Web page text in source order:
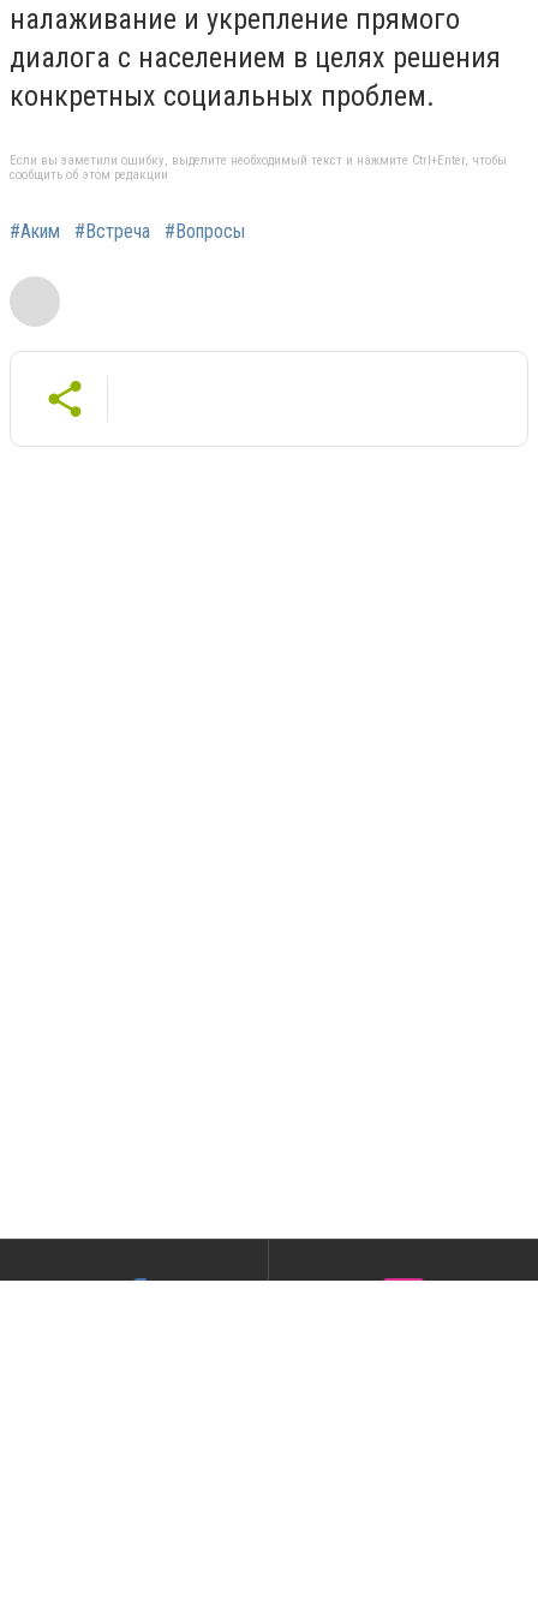
налаживание и укрепление прямого
диалога с населением в целях решения
конкретных социальных проблем.
Если вы заметили ошибку, выделите необходимый текст и нажмите Ctrl+Enter, чтобы
сообщить об этом редакции
#Аким #Встреча #Вопросы